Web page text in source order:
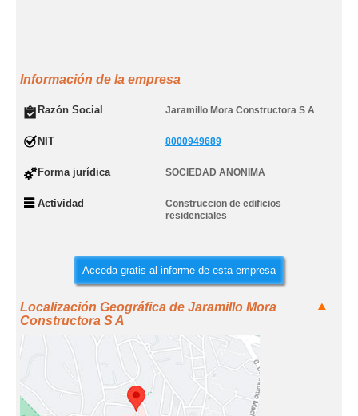
Información de la empresa
Razón Social Jaramillo Mora Constructora S A
NIT 8000949689
Forma jurídica SOCIEDAD ANONIMA
Actividad
Construccion de edificios
residenciales
Acceda gratis al informe de esta empresa
Localización Geográfica de Jaramillo Mora
Constructora S A